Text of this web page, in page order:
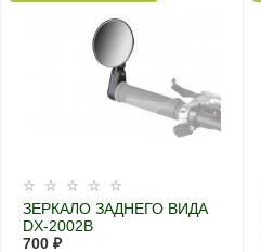
ЗЕРКАЛО ЗАДНЕГО ВИДА
DX-2002B
700 ₽